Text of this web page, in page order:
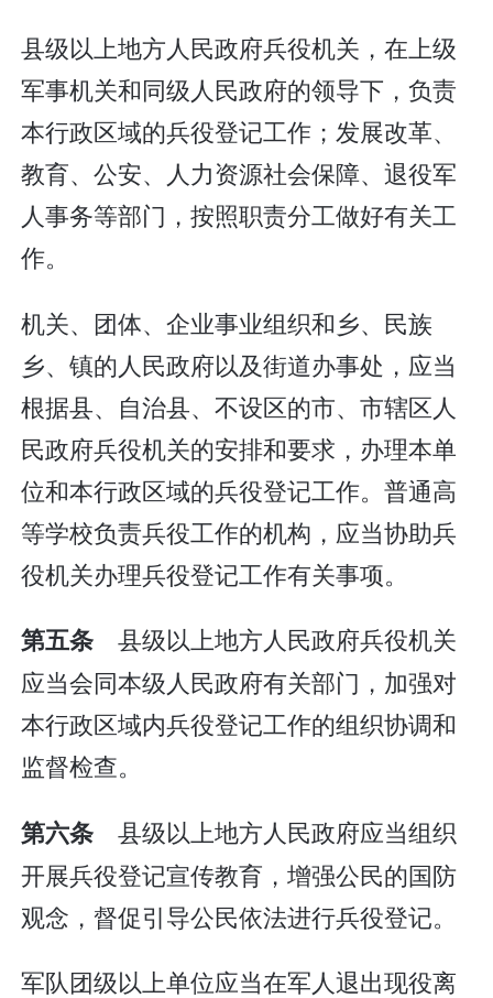
县级以上地方人民政府兵役机关，在上级
军事机关和同级人民政府的领导下，负责
本行政区域的兵役登记工作；发展改革、
教育、公安、人力资源社会保障、退役军
人事务等部门，按照职责分工做好有关工
作。
机关、团体、企业事业组织和乡、民族
乡、镇的人民政府以及街道办事处，应当
根据县、自治县、不设区的市、市辖区人
民政府兵役机关的安排和要求，办理本单
位和本行政区域的兵役登记工作。普通高
等学校负责兵役工作的机构，应当协助兵
役机关办理兵役登记工作有关事项。
第五条县级以上地方人民政府兵役机关
应当会同本级人民政府有关部门，加强对
本行政区域内兵役登记工作的组织协调和
监督检查。
第六条县级以上地方人民政府应当组织
开展兵役登记宣传教育，增强公民的国防
观念，督促引导公民依法进行兵役登记。
军队团级以上单位应当在军人退出现役离